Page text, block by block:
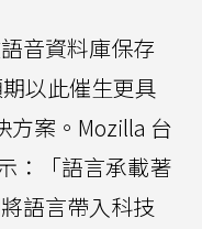
音資料庫保存
以此催生更具
方案。Mozilla 台
：「語言承載著
語言帶入科技